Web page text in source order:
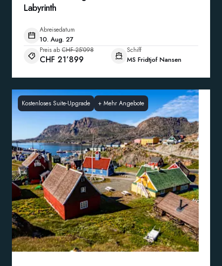
Labyrinth
Abreisedatum
10. Aug. 27
Preis ab CHF 25’098
CHF 21’899
Schiff
MS Fridtjof Nansen
Kostenloses Suite-Upgrade + Mehr Angebote